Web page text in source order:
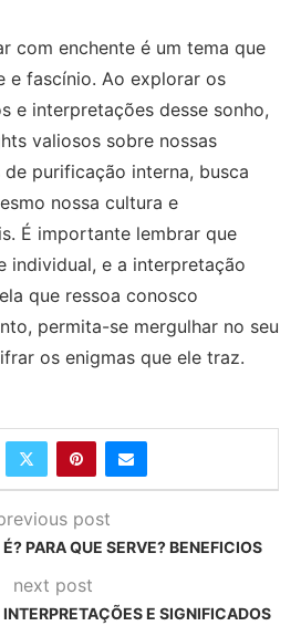
com enchente é um tema que
e fascínio. Ao explorar os
e interpretações desse sonho,
valiosos sobre nossas
purificação interna, busca
nossa cultura e
É importante lembrar que
individual, e a interpretação
que ressoa conosco
permita-se mergulhar no seu
os enigmas que ele traz.
post
PARA QUE SERVE? BENEFICIOS
next post
E SIGNIFICADOS